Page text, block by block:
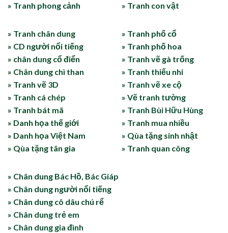
» Tranh phong cảnh
» Tranh con vật
» Tranh chân dung
» CD người nổi tiếng
» chân dung cổ điển
» Chân dung chì than
» Tranh vẽ 3D
» Tranh cá chép
» Tranh bát mã
» Danh họa thế giới
» Danh họa Việt Nam
» Qùa tặng tân gia
» Tranh phố cổ
» Tranh phố hoa
» Tranh vẽ gà trống
» Tranh thiếu nhi
» Tranh vẽ xe cộ
» Vẽ tranh tường
» Tranh Bùi Hữu Hùng
» Tranh mua nhiều
» Qùa tặng sinh nhật
» Tranh quan công
» Chân dung Bác Hồ, Bác Giáp
» Chân dung người nổi tiếng
» Chân dung cô dâu chú rể
» Chân dung trẻ em
» Chân dung gia đình